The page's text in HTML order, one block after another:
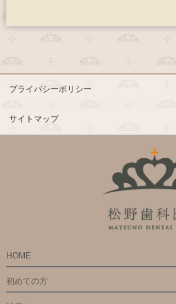
プライバシーポリシー
サイトマップ
HOME
初めての方